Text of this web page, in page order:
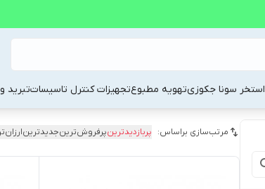
استخر سونا جکوزیتهویه مطبوعتجهیزات کنترل تاسیساتتبرید
مرتب‌سازی براساس: پربازدیدترینپرفروش‌ترینجدیدترین